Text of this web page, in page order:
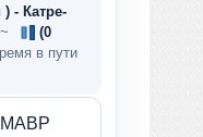
- Катре-
~
(0
в пути